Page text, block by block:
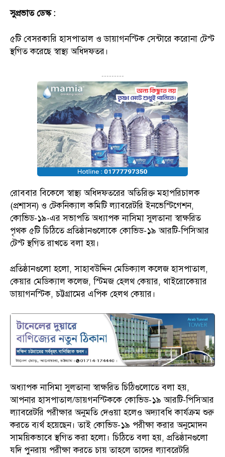
সুপ্রভাত ডেস্ক :
৫টি বেসরকারি হাসপাতাল ও ডায়াগনস্টিক সেন্টারে করোনা টেস্ট
স্থগিত করেছে স্বাস্থ্য অধিদফতর।
---------
রোববার বিকেলে স্বাস্থ্য অধিদফতরের অতিরিক্ত মহাপরিচালক
(প্রশাসন) ও টেকনিক্যাল কমিটি ল্যাবরেটরি ইনভেস্টিগেশন,
কোভিড-১৯-এর সভাপতি অধ্যাপক নাসিমা সুলতানা স্বাক্ষরিত
পৃথক ৫টি চিঠিতে প্রতিষ্ঠানগুলোকে কোভিড-১৯ আরটি-পিসিআর
টেস্ট স্থগিত রাখতে বলা হয়।
প্রতিষ্ঠানগুলো হলো, সাহাবউদ্দিন মেডিক্যাল কলেজ হাসপাতাল,
কেয়ার মেডিক্যাল কলেজ, স্টিমজ হেলথ কেয়ার, থাইরোকেয়ার
ডায়াগনস্টিক, চট্টগ্রামের এপিক হেলথ কেয়ার।
অধ্যাপক নাসিমা সুলতানা স্বাক্ষরিত চিঠিগুলোতে বলা হয়,
আপনার হাসপাতাল/ডায়গনস্টিককে কোভিড-১৯ আরটি-পিসিআর
ল্যাবরেটরি পরীক্ষার অনুমতি দেওয়া হলেও অদ্যাবধি কার্যক্রম শুরু
করতে ব্যর্থ হয়েছেন। তাই কোভিড-১৯ পরীক্ষা করার অনুমোদন
সাময়িকভাবে স্থগিত করা হলো। চিঠিতে বলা হয়, প্রতিষ্ঠানগুলো
যদি পুনরায় পরীক্ষা করতে চায় তাহলে তাদের ল্যাবরেটরি